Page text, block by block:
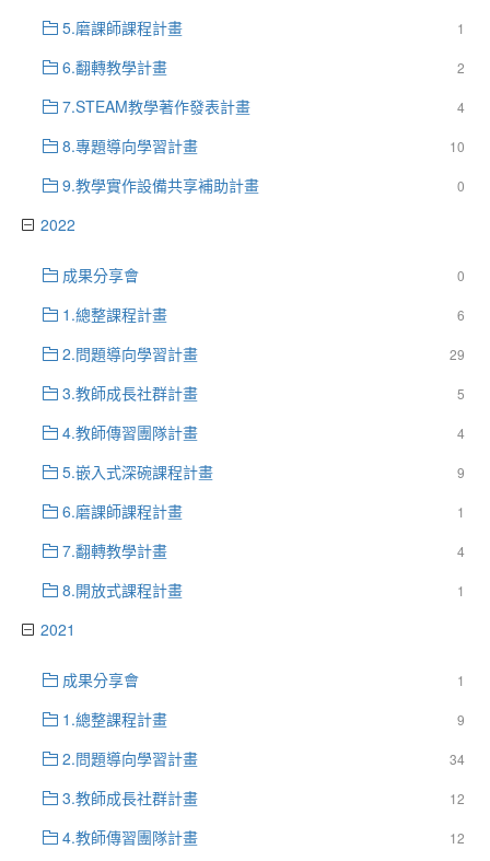
1
5.磨課師課程計畫
2
6.翻轉教學計畫
4
7.STEAM教學著作發表計畫
10
8.專題導向學習計畫
0
9.教學實作設備共享補助計畫
2022
0
成果分享會
6
1.總整課程計畫
29
2.問題導向學習計畫
5
3.教師成長社群計畫
4
4.教師傳習團隊計畫
9
5.嵌入式深碗課程計畫
1
6.磨課師課程計畫
4
7.翻轉教學計畫
1
8.開放式課程計畫
2021
1
成果分享會
9
1.總整課程計畫
34
2.問題導向學習計畫
12
3.教師成長社群計畫
12
4.教師傳習團隊計畫